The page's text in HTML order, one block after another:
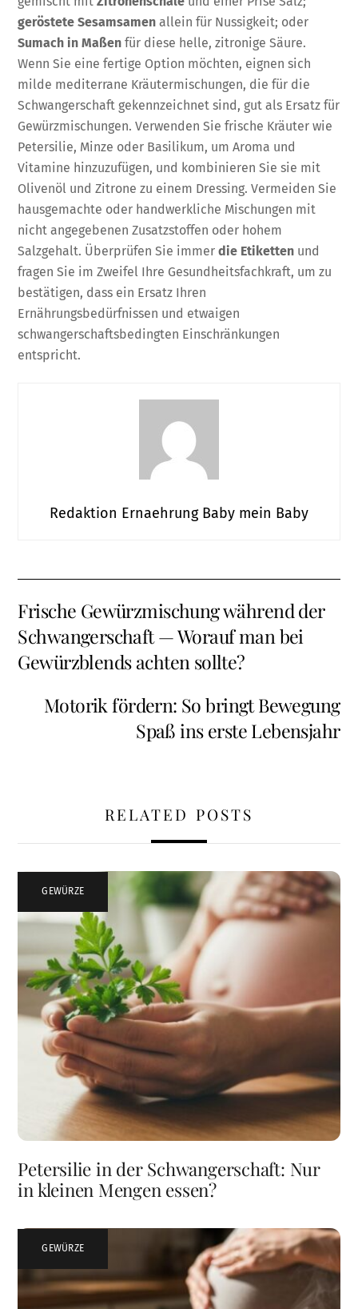
geröstete Sesamsamen allein für Nussigkeit; oder
Sumach in Maßen für diese helle, zitronige Säure.
Wenn Sie eine fertige Option möchten, eignen sich
milde mediterrane Kräutermischungen, die für die
Schwangerschaft gekennzeichnet sind, gut als Ersatz für
Gewürzmischungen. Verwenden Sie frische Kräuter wie
Petersilie, Minze oder Basilikum, um Aroma und
Vitamine hinzuzufügen, und kombinieren Sie sie mit
Olivenöl und Zitrone zu einem Dressing. Vermeiden Sie
hausgemachte oder handwerkliche Mischungen mit
nicht angegebenen Zusatzstoffen oder hohem
Salzgehalt. Überprüfen Sie immerdie Etiketten und
fragen Sie im Zweifel Ihre Gesundheitsfachkraft, um zu
bestätigen, dass ein Ersatz Ihren
Ernährungsbedürfnissen und etwaigen
schwangerschaftsbedingten Einschränkungen
entspricht.
Redaktion Ernaehrung Baby mein Baby
Frische Gewürzmischung während der
Schwangerschaft — Worauf man bei
Gewürzblends achten sollte?
Motorik fördern: So bringt Bewegung
Spaß ins erste Lebensjahr
RELATED POSTS
GEWÜRZE
Petersilie in der Schwangerschaft: Nur
in kleinen Mengen essen?
GEWÜRZE